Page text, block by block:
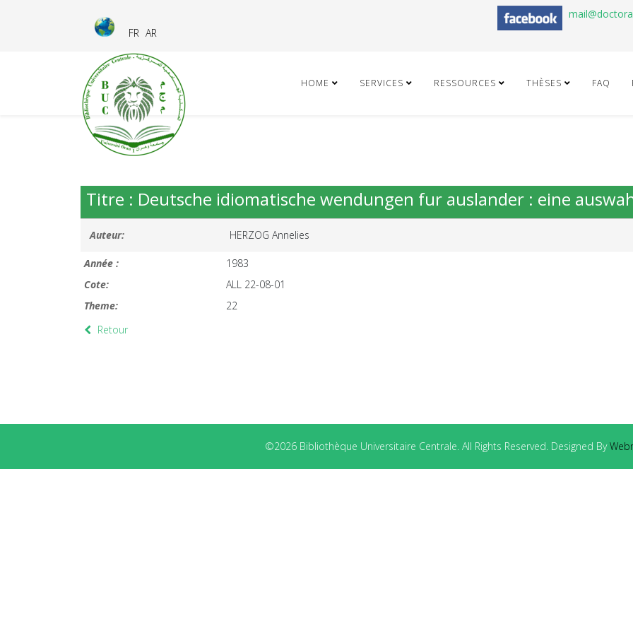
FR AR
HOME SERVICES RESSOURCES THÈSES FAQ
Titre : Deutsche idiomatische wendungen fur auslander : eine
Auteur: HERZOG Annelies
Année :
1983
Cote:
ALL 22-08-01
Theme:
22
Retour
©2026 Bibliothèque Universitaire Centrale. All Rights Reserved. Designed By